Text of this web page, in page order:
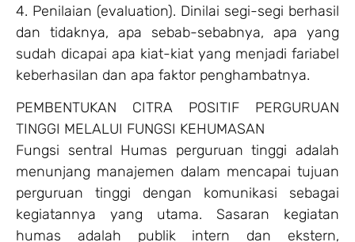
4. Penilaian (evaluation). Dinilai segi-segi berhasil
dan tidaknya, apa sebab-sebabnya, apa yang
sudah dicapai apa kiat-kiat yang menjadi fariabel
keberhasilan dan apa faktor penghambatnya.
PEMBENTUKAN CITRA POSITIF PERGURUAN
TINGGI MELALUI FUNGSI KEHUMASAN
Fungsi sentral Humas perguruan tinggi adalah
menunjang manajemen dalam mencapai tujuan
perguruan tinggi dengan komunikasi sebagai
kegiatannya yang utama. Sasaran kegiatan
humas adalah publik intern dan ekstern,